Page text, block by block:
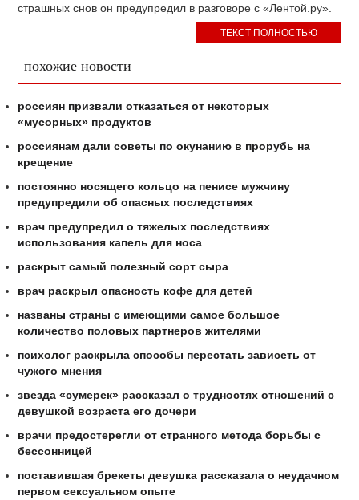
страшных снов он предупредил в разговоре с «Лентой.ру».
ТЕКСТ ПОЛНОСТЬЮ
похожие новости
россиян призвали отказаться от некоторых
«мусорных» продуктов
россиянам дали советы по окунанию в прорубь на
крещение
постоянно носящего кольцо на пенисе мужчину
предупредили об опасных последствиях
врач предупредил о тяжелых последствиях
использования капель для носа
раскрыт самый полезный сорт сыра
врач раскрыл опасность кофе для детей
названы страны с имеющими самое большое
количество половых партнеров жителями
психолог раскрыла способы перестать зависеть от
чужого мнения
звезда «сумерек» рассказал о трудностях отношений с
девушкой возраста его дочери
врачи предостерегли от странного метода борьбы с
бессонницей
поставившая брекеты девушка рассказала о неудачном
первом сексуальном опыте